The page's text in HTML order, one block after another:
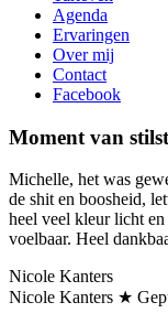
Agenda
Ervaringen
Over mij
Contact
Facebook
Moment van
Michelle, het was
de shit en boosheid,
heel veel kleur licht
voelbaar. Heel
Nicole Kanters
Nicole Kanters ★